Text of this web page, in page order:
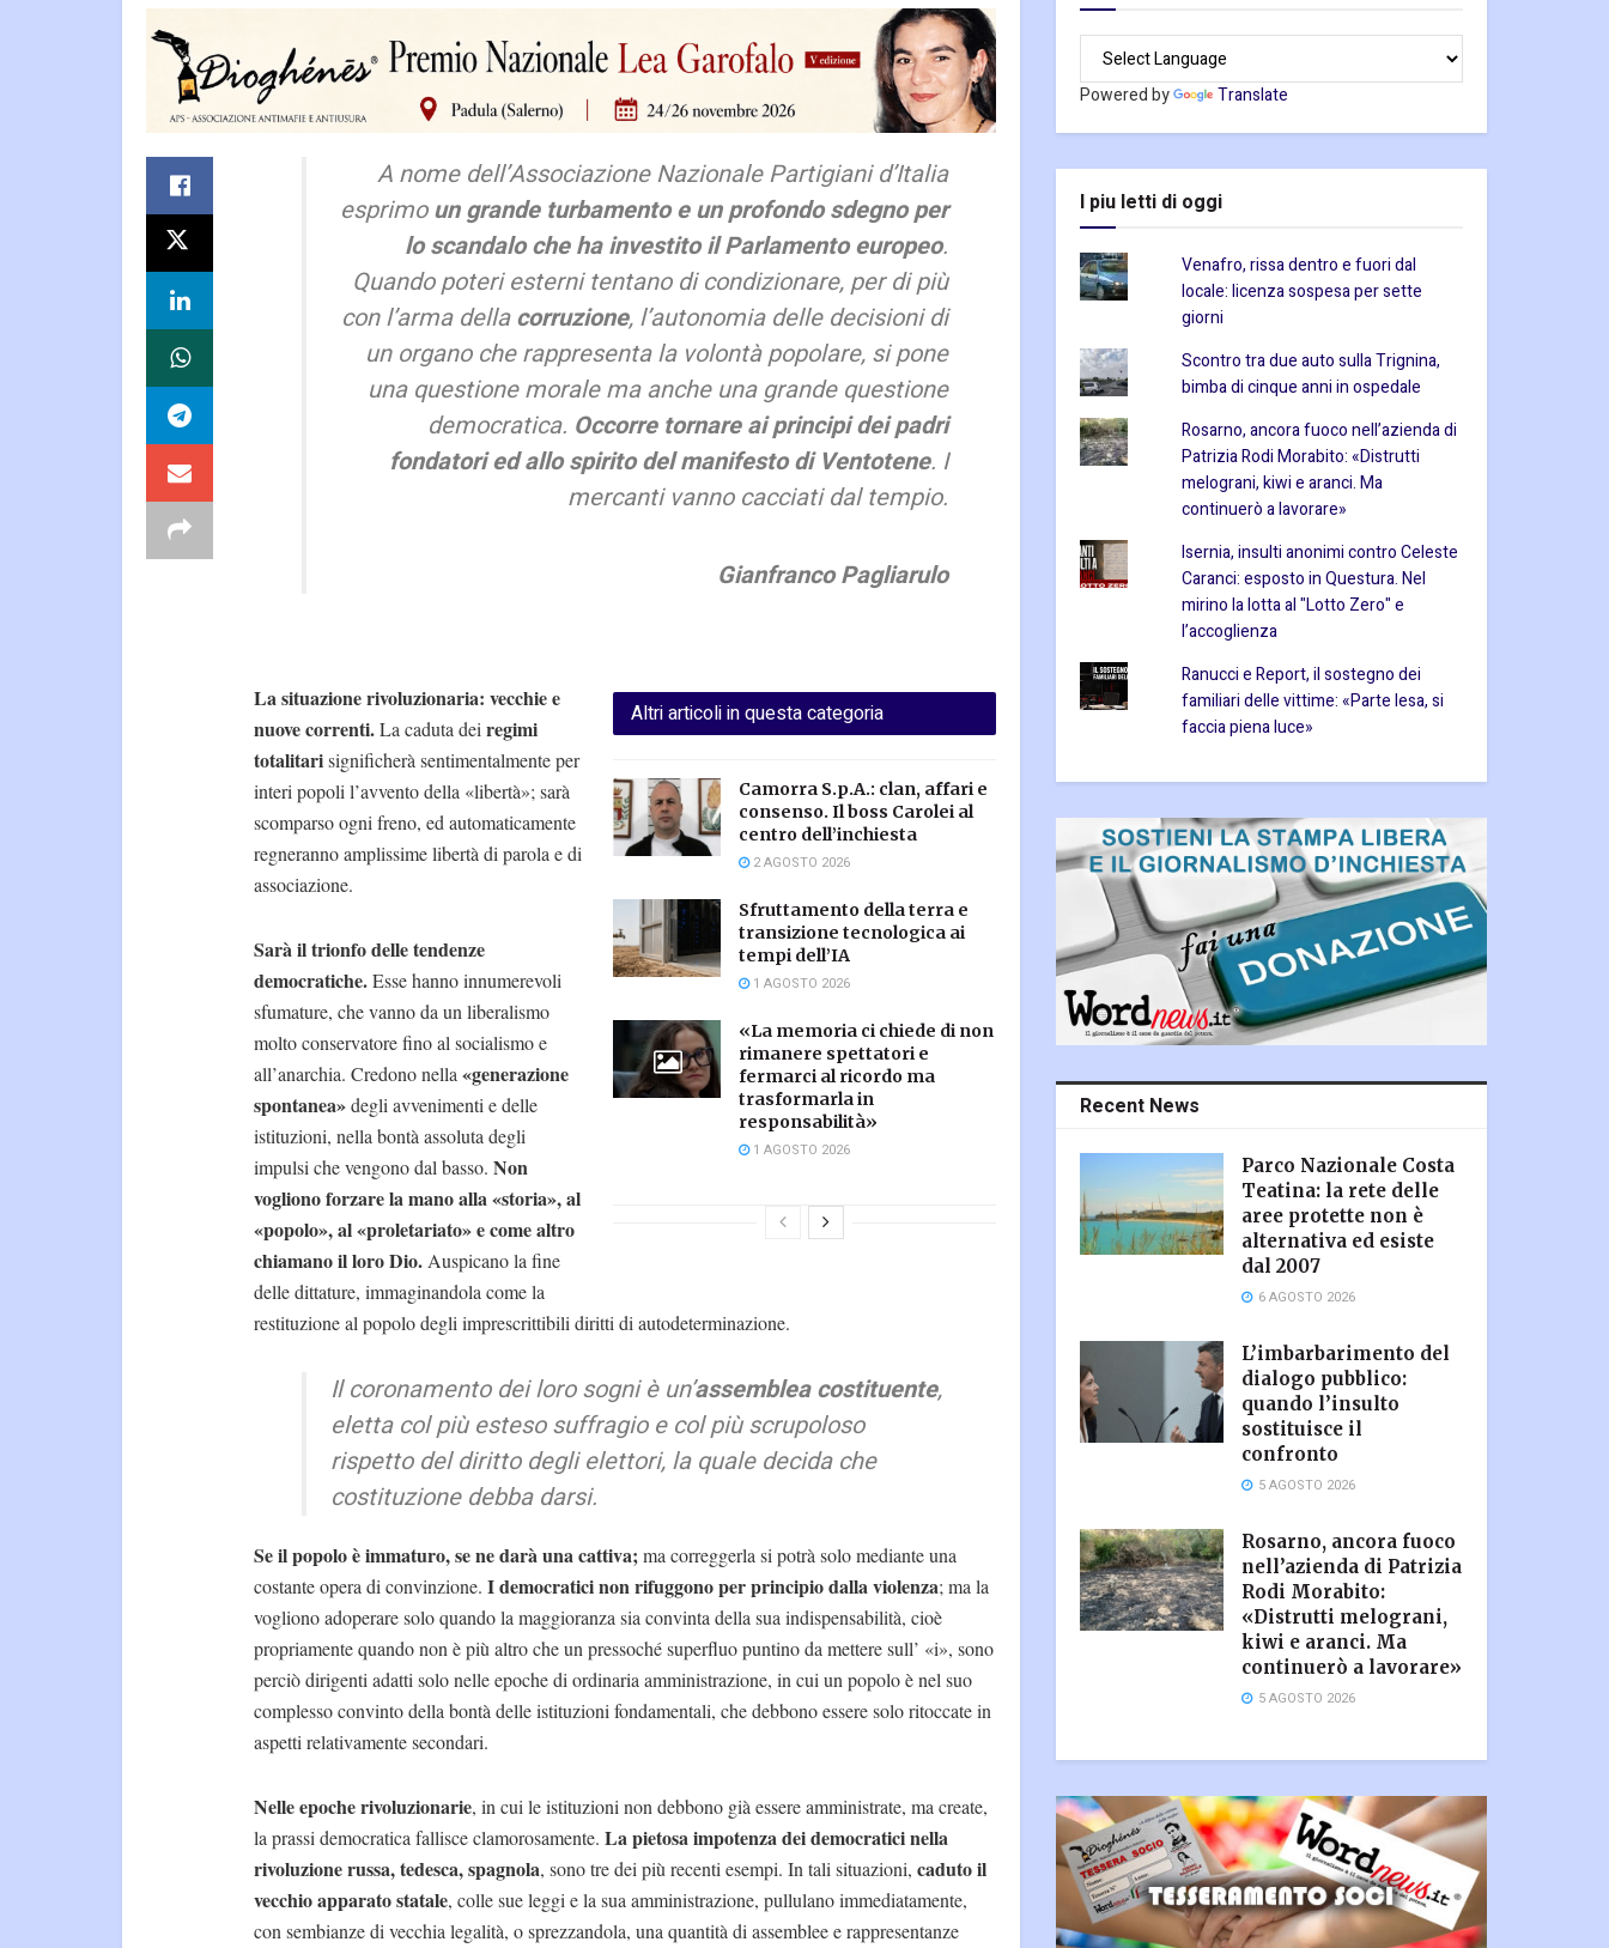
A nome dell’Associazione Nazionale Partigiani d’Italia
esprimoun grande turbamento e un profondo sdegno per
lo scandalo che ha investito il Parlamento europeo.
Quando poteri esterni tentano di condizionare, per di più
con l’arma dellacorruzione, l’autonomia delle decisioni di
un organo che rappresenta la volontà popolare, si pone
una questione morale ma anche una grande questione
democratica. Occorre tornare ai principi dei padri
fondatori ed allo spirito del manifesto di Ventotene. I
mercanti vanno cacciati dal tempio.
Gianfranco Pagliarulo
Altri articoli in questa categoria
Camorra S.p.A.: clan, affari e
consenso. Il boss Carolei al
centro dell’inchiesta
2 AGOSTO 2026
Sfruttamento della terra e
transizione tecnologica ai
tempi dell’IA
1 AGOSTO 2026
«La memoria ci chiede di non
rimanere spettatori e
fermarci al ricordo ma
trasformarla in
responsabilità»
1 AGOSTO 2026
La situazione rivoluzionaria: vecchie e
nuove correnti.La caduta deiregimi
totalitarisignificherà sentimentalmente per
interi popoli l’avvento della «libertà»; sarà
scomparso ogni freno, ed automaticamente
regneranno amplissime libertà di parola e di
associazione.
Sarà il trionfo delle tendenze
democratiche.Esse hanno innumerevoli
sfumature, che vanno da un liberalismo
molto conservatore fino al socialismo e
all’anarchia. Credono nella«generazione
spontanea»degli avvenimenti e delle
istituzioni, nella bontà assoluta degli
impulsi che vengono dal basso. Non
vogliono forzare la mano alla «storia», al
«popolo», al «proletariato» e come altro
chiamano il loro Dio.Auspicano la fine
delle dittature, immaginandola come la
restituzione al popolo degli imprescrittibili diritti di autodeterminazione.
Il coronamento dei loro sogni è un’assemblea costituente,
eletta col più esteso suffragio e col più scrupoloso
rispetto del diritto degli elettori, la quale decida che
costituzione debba darsi.
Se il popolo è immaturo, se ne darà una cattiva;ma correggerla si potrà solo mediante una
costante opera di convinzione. I democratici non rifuggono per principio dalla violenza; ma la
vogliono adoperare solo quando la maggioranza sia convinta della sua indispensabilità, cioè
propriamente quando non è più altro che un pressoché superfluo puntino da mettere sull’ «i», sono
perciò dirigenti adatti solo nelle epoche di ordinaria amministrazione, in cui un popolo è nel suo
complesso convinto della bontà delle istituzioni fondamentali, che debbono essere solo ritoccate in
aspetti relativamente secondari.
Nelle epoche rivoluzionarie, in cui le istituzioni non debbono già essere amministrate, ma create,
la prassi democratica fallisce clamorosamente. La pietosa impotenza dei democratici nella
rivoluzione russa, tedesca, spagnola, sono tre dei più recenti esempi. In tali situazioni, caduto il
vecchio apparato statale, colle sue leggi e la sua amministrazione, pullulano immediatamente,
con sembianze di vecchia legalità, o sprezzandola, una quantità di assemblee e rappresentanze
Powered by Translate
I piu letti di oggi
Venafro, rissa dentro e fuori dal
locale: licenza sospesa per sette
giorni
Scontro tra due auto sulla Trignina,
bimba di cinque anni in ospedale
Rosarno, ancora fuoco nell’azienda di
Patrizia Rodi Morabito: «Distrutti
melograni, kiwi e aranci. Ma
continuerò a lavorare»
Isernia, insulti anonimi contro Celeste
Caranci: esposto in Questura. Nel
mirino la lotta al "Lotto Zero" e
l’accoglienza
Ranucci e Report, il sostegno dei
familiari delle vittime: «Parte lesa, si
faccia piena luce»
Recent News
Parco Nazionale Costa
Teatina: la rete delle
aree protette non è
alternativa ed esiste
dal 2007
6 AGOSTO 2026
L’imbarbarimento del
dialogo pubblico:
quando l’insulto
sostituisce il
confronto
5 AGOSTO 2026
Rosarno, ancora fuoco
nell’azienda di Patrizia
Rodi Morabito:
«Distrutti melograni,
kiwi e aranci. Ma
continuerò a lavorare»
5 AGOSTO 2026